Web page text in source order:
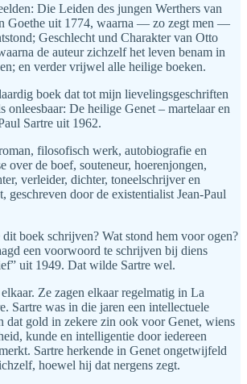
Die Leiden des jungen Werthers van
Goethe uit 1774, waarna — zo zegt men —
Geschlecht und Charakter van Otto
de auteur zichzelf het leven benam in
en verder vrijwel alle heilige boeken.
boek dat tot mijn lievelingsgeschriften
onleesbaar: De heilige Genet – martelaar en
Sartre uit 1962.
filosofisch werk, autobiografie en
over de boef, souteneur, hoerenjongen,
verleider, dichter, toneelschrijver en
geschreven door de existentialist Jean-Paul
boek schrijven? Wat stond hem voor ogen?
een voorwoord te schrijven bij diens
uit 1949. Dat wilde Sartre wel.
Ze zagen elkaar regelmatig in La
Sartre was in die jaren een intellectuele
dat gold in zekere zin ook voor Genet, wiens
kunde en intelligentie door iedereen
Sartre herkende in Genet ongetwijfeld
hoewel hij dat nergens zegt.